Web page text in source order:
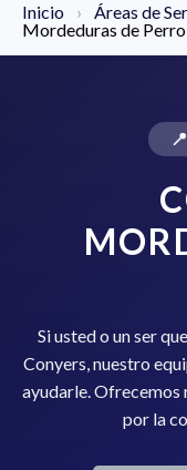
Inicio › Áreas de
Mordeduras de Perro
Si usted o un ser
Conyers, nuestro
ayudarle. Ofrecemos
por la